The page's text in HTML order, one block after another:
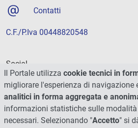
Contatti
C.F./P.Iva 00448820548
Social
Il Portale utilizza cookie tecnici in
migliorare l'esperienza di navigazione
analitici in forma aggregata e
informazioni statistiche sulle
necessari. Selezionando "Accetto" si